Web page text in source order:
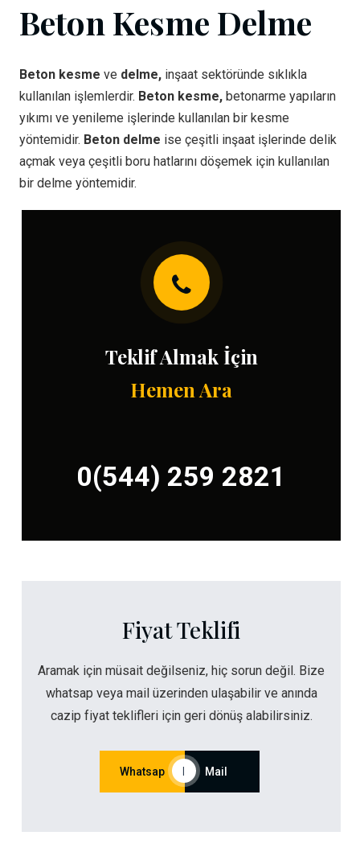
Beton Kesme Delme
Beton kesme ve delme, inşaat sektöründe sıklıkla
kullanılan işlemlerdir. Beton kesme, betonarme yapıların
yıkımı ve yenileme işlerinde kullanılan bir kesme
yöntemidir. Beton delme ise çeşitli inşaat işlerinde delik
açmak veya çeşitli boru hatlarını döşemek için kullanılan
bir delme yöntemidir.
Teklif Almak İçin
Hemen Ara
0(544) 259 2821
Fiyat Teklifi
Aramak için müsait değilseniz, hiç sorun değil. Bize
whatsap veya mail üzerinden ulaşabilir ve anında
cazip fiyat teklifleri için geri dönüş alabilirsiniz.
Whatsap Mail